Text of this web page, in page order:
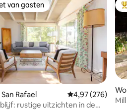
van 4,96 op 5, 123 recensies
van gasten
van gasten
Rafael Gemiddelde
4,97 (276)
rustige uitzichten in de